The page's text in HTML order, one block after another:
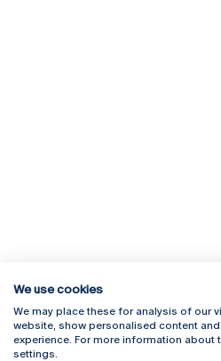
Rua Diogo Botelho 1327
4169-005 Porto
+351 226 196 240
We use cookies
We may place these for analysis of our
website, show personalised content
experience. For more information about
settings.